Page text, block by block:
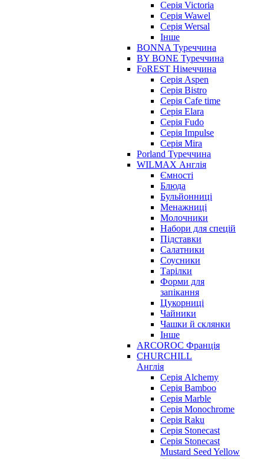
Серія Victoria
Серія Wawel
Серія Wersal
Інше
BONNA Туреччина
BY BONE Туреччина
FoREST Німеччина
Серія Aspen
Серія Bistro
Серія Cafe time
Серія Elara
Серія Fudo
Серія Impulse
Серія Mira
Porland Туреччина
WILMAX Англія
Ємності
Блюда
Бульйонниці
Менажниці
Молочники
Набори для спецій
Підставки
Салатники
Соусники
Тарілки
Форми для
запікання
Цукорниці
Чайники
Чашки й склянки
Інше
ARCOROC Франція
CHURCHILL
Англія
Серія Alchemy
Серія Bamboo
Серія Marble
Серія Monochrome
Серія Raku
Серія Stonecast
Серія Stonecast
Mustard Seed Yellow